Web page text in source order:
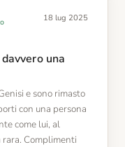
18 lug 2025
una
e sono rimasto
con una persona
come lui, al
Complimenti